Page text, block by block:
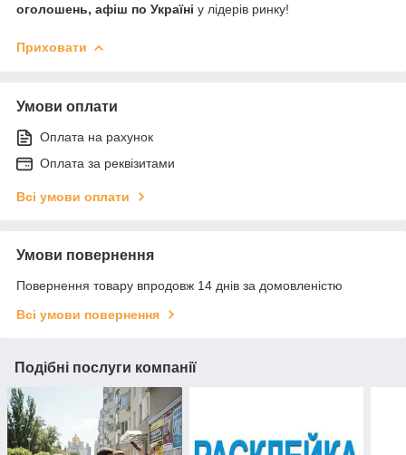
оголошень, афіш по Україні у лідерів ринку!
Приховати
Умови оплати
Оплата на рахунок
Оплата за реквізитами
Всі умови оплати
Умови повернення
Повернення товару впродовж 14 днів за домовленістю
Всі умови повернення
Подібні послуги компанії